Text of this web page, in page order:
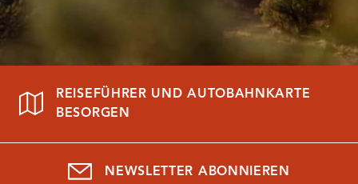
REISEFÜHRER UND AUTOBAHNKARTE
BESORGEN
NEWSLETTER ABONNIEREN